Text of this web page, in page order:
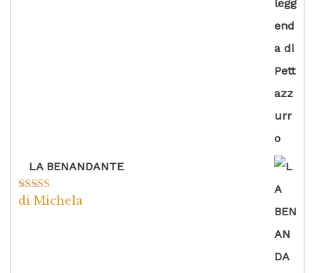
LA BENANDANTE
Valutato5su
di Michela